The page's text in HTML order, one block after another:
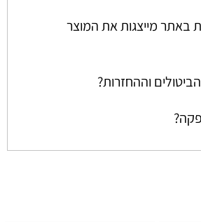
באתר מייצגות את המוצר
וההחזרות?